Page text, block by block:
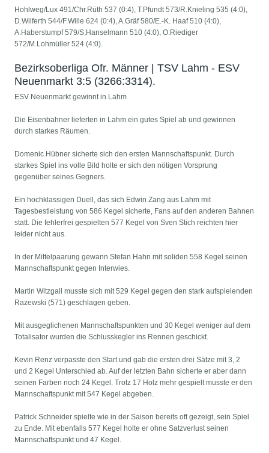
Hohlweg/Lux 491/Chr.Rüth 537 (0:4), T.Pfundt 573/R.Knieling 535 (4:0),
D.Wilferth 544/F.Wille 624 (0:4), A.Gräf 580/E.-K. Haaf 510 (4:0),
A.Haberstumpf 579/S,Hanselmann 510 (4:0), O.Riediger
572/M.Lohmüller 524 (4:0).
Bezirksoberliga Ofr. Männer | TSV Lahm - ESV
Neuenmarkt 3:5 (3266:3314).
ESV Neuenmarkt gewinnt in Lahm
Die Eisenbahner lieferten in Lahm ein gutes Spiel ab und gewinnen
durch starkes Räumen.
Domenic Hübner sicherte sich den ersten Mannschaftspunkt. Durch
starkes Spiel ins volle Bild holte er sich den nötigen Vorsprung
gegenüber seines Gegners.
Ein hochklassigen Duell, das sich Edwin Zang aus Lahm mit
Tagesbestleistung von 586 Kegel sicherte, Fans auf den anderen Bahnen
statt. Die fehlerfrei gespielten 577 Kegel von Sven Stich reichten hier
leider nicht aus.
In der Mittelpaarung gewann Stefan Hahn mit soliden 558 Kegel seinen
Mannschaftspunkt gegen Interwies.
Martin Witzgall musste sich mit 529 Kegel gegen den stark aufspielenden
Razewski (571) geschlagen geben.
Mit ausgeglichenen Mannschaftspunkten und 30 Kegel weniger auf dem
Totalisator wurden die Schlusskegler ins Rennen geschickt.
Kevin Renz verpasste den Start und gab die ersten drei Sätze mit 3, 2
und 2 Kegel Unterschied ab. Auf der letzten Bahn sicherte er aber dann
seinen Farben noch 24 Kegel. Trotz 17 Holz mehr gespielt musste er den
Mannschaftspunkt mit 547 Kegel abgeben.
Patrick Schneider spielte wie in der Saison bereits oft gezeigt, sein Spiel
zu Ende. Mit ebenfalls 577 Kegel holte er ohne Satzverlust seinen
Mannschaftspunkt und 47 Kegel.